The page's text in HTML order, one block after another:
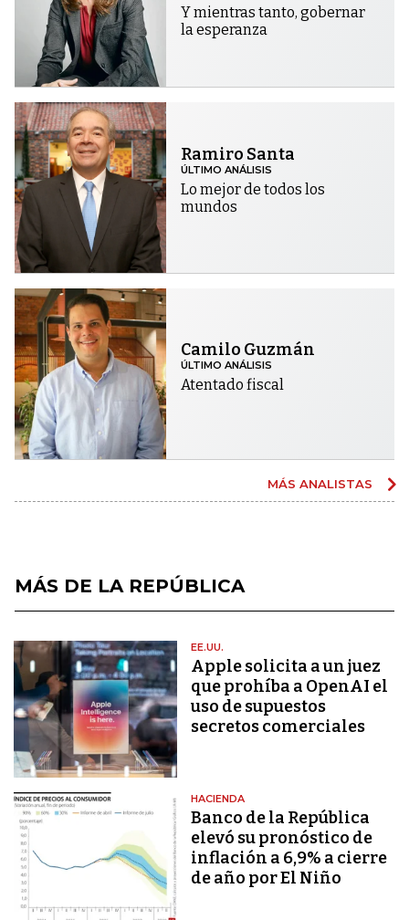
Y mientras tanto, gobernar
la esperanza
Ramiro Santa
ÚLTIMO ANÁLISIS
Lo mejor de todos los
mundos
Camilo Guzmán
ÚLTIMO ANÁLISIS
Atentado fiscal
MÁS ANALISTAS
MÁS DE LA REPÚBLICA
EE.UU.
Apple solicita a un juez
que prohíba a OpenAI el
uso de supuestos
secretos comerciales
HACIENDA
Banco de la República
elevó su pronóstico de
inflación a 6,9% a cierre
de año por El Niño